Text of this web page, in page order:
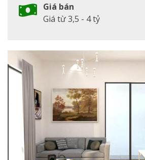
Giá bán
Giá từ 3,5 - 4 tỷ